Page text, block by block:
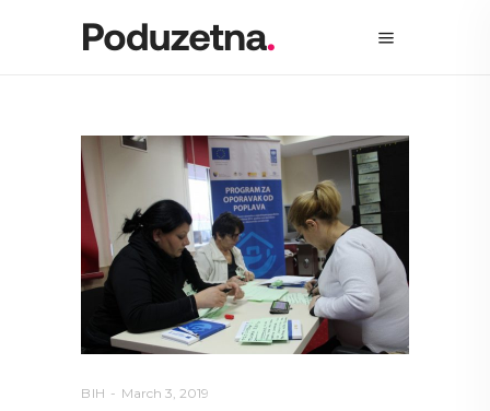
BIH March 3, 2019